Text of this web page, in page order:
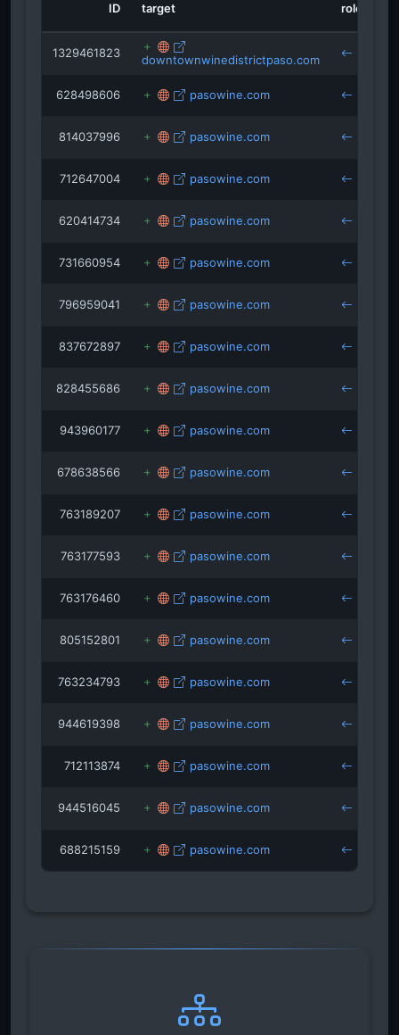
travelingwithsweeney.com
usarvrentals.com
ID target role
1329461823 downtownwinedistrictpaso.com
628498606 pasowine.com
814037996 pasowine.com
712647004 pasowine.com
620414734 pasowine.com
731660954 pasowine.com
796959041 pasowine.com
837672897 pasowine.com
828455686 pasowine.com
943960177 pasowine.com
678638566 pasowine.com
763189207 pasowine.com
763177593 pasowine.com
763176460 pasowine.com
805152801 pasowine.com
763234793 pasowine.com
944619398 pasowine.com
712113874 pasowine.com
944516045 pasowine.com
688215159 pasowine.com